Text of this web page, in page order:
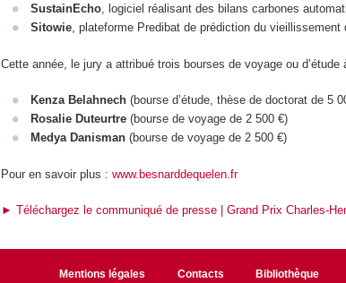
SustainEcho, logiciel réalisant des bilans carbones
Sitowie, plateforme Predibat de prédiction du vieillissement
Cette année, le jury a attribué trois bourses de voyage ou d’étude
Kenza Belahnech(bourse d’étude, thèse de doctorat de 5
Rosalie Duteurtre(bourse de voyage de 2 500 €)
Medya Danisman(bourse de voyage de 2 500 €)
Pour en savoir plus :www.besnarddequelen.fr
► Téléchargez le communiqué de presse | Grand Prix Charles-
Mentions légales Contacts Bibliothèque